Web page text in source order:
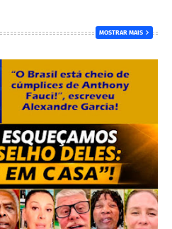
MOSTRAR MAIS